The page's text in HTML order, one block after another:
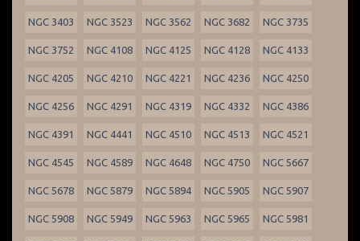
NGC 3403 NGC 3523 NGC 3562 NGC 3682 NGC 3735
NGC 3752 NGC 4108 NGC 4125 NGC 4128 NGC 4133
NGC 4205 NGC 4210 NGC 4221 NGC 4236 NGC 4250
NGC 4256 NGC 4291 NGC 4319 NGC 4332 NGC 4386
NGC 4391 NGC 4441 NGC 4510 NGC 4513 NGC 4521
NGC 4545 NGC 4589 NGC 4648 NGC 4750 NGC 5667
NGC 5678 NGC 5879 NGC 5894 NGC 5905 NGC 5907
NGC 5908 NGC 5949 NGC 5963 NGC 5965 NGC 5981